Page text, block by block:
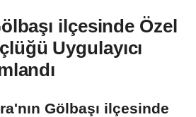
ilçesinde Özel
Uygulayıcı
Gölbaşı ilçesinde